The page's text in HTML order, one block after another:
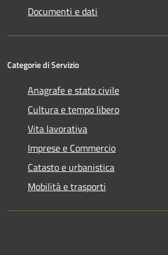
Documenti e dati
Categorie di Servizio
Anagrafe e stato civile
Cultura e tempo libero
Vita lavorativa
Imprese e Commercio
Catasto e urbanistica
Mobilità e trasporti